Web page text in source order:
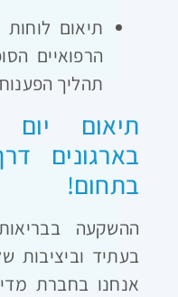
תיאום
הרפואיים
תהליך
תיאום יום
בארגונים
בתחום!
ההשקעה
בעתיד וביציבות
אנחנו בחברת